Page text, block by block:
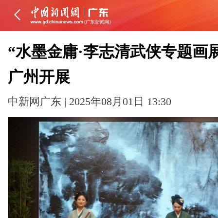
“水墨金庸·李志清武侠专题画
广州开展
中新网广东 | 2025年08月01日 13:30